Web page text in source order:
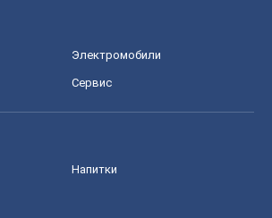
Электромобили
Сервис
Напитки